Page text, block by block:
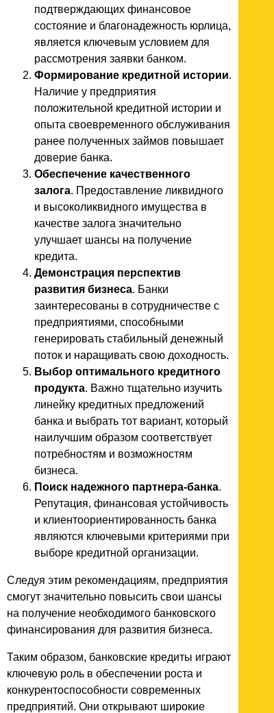
подтверждающих финансовое
состояние и благонадежность юрлица,
является ключевым условием для
рассмотрения заявки банком.
Формирование кредитной истории.
Наличие у предприятия
положительной кредитной истории и
опыта своевременного обслуживания
ранее полученных займов повышает
доверие банка.
Обеспечение качественного
залога. Предоставление ликвидного
и высоколиквидного имущества в
качестве залога значительно
улучшает шансы на получение
кредита.
Демонстрация перспектив
развития бизнеса. Банки
заинтересованы в сотрудничестве с
предприятиями, способными
генерировать стабильный денежный
поток и наращивать свою доходность.
Выбор оптимального кредитного
продукта. Важно тщательно изучить
линейку кредитных предложений
банка и выбрать тот вариант, который
наилучшим образом соответствует
потребностям и возможностям
бизнеса.
Поиск надежного партнера-банка.
Репутация, финансовая устойчивость
и клиентоориентированность банка
являются ключевыми критериями при
выборе кредитной организации.
Следуя этим рекомендациям, предприятия
смогут значительно повысить свои шансы
на получение необходимого банковского
финансирования для развития бизнеса.
Таким образом, банковские кредиты играют
ключевую роль в обеспечении роста и
конкурентоспособности современных
предприятий. Они открывают широкие